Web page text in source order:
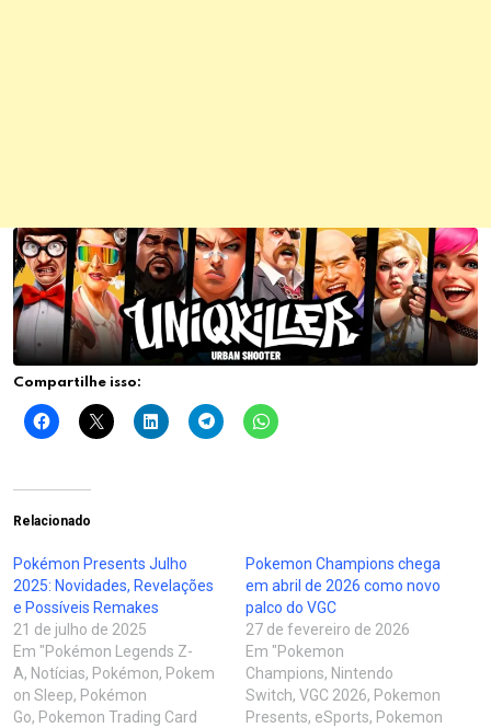
Compartilhe isso:
Relacionado
Pokémon Presents Julho
2025: Novidades, Revelações
e Possíveis Remakes
21 de julho de 2025
Em "Pokémon Legends Z-
A, Notícias, Pokémon, Pokem
on Sleep, Pokémon
Go, Pokemon Trading Card
Pokemon Champions chega
em abril de 2026 como novo
palco do VGC
27 de fevereiro de 2026
Em "Pokemon
Champions, Nintendo
Switch, VGC 2026, Pokemon
Presents, eSports, Pokemon